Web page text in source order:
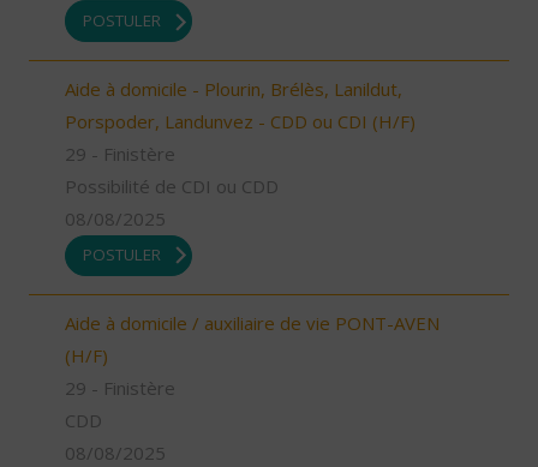
POSTULER
Aide à domicile - Plourin, Brélès, Lanildut,
Porspoder, Landunvez - CDD ou CDI (H/F)
29 - Finistère
Possibilité de CDI ou CDD
08/08/2025
POSTULER
Aide à domicile / auxiliaire de vie PONT-AVEN
(H/F)
29 - Finistère
CDD
08/08/2025